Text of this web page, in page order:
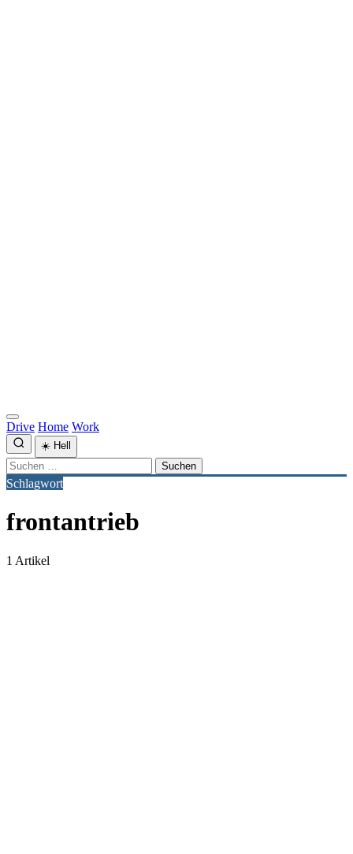
Drive Home Work
☀️ Hell
Suchen
nach:
Schlagwort
frontantrieb
1 Artikel